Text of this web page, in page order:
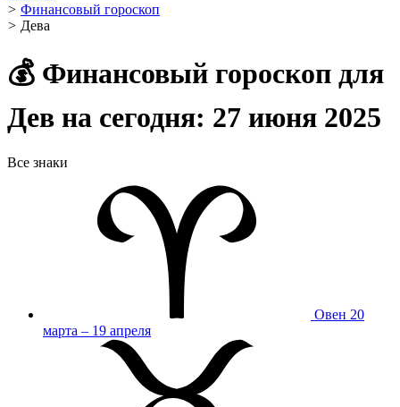
> Финансовый гороскоп
> Дева ️
💰 Финансовый гороскоп для
Дев на сегодня: 27 июня 2025
Все знаки
Овен 20
марта – 19 апреля